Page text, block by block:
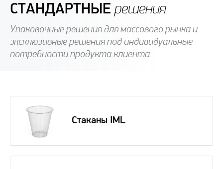
СТАНДАРТНЫЕ решения
Упаковочные решения для массового рынка и
эксклюзивные решения под индивидуальные
потребности продукта клиента.
Стаканы IML